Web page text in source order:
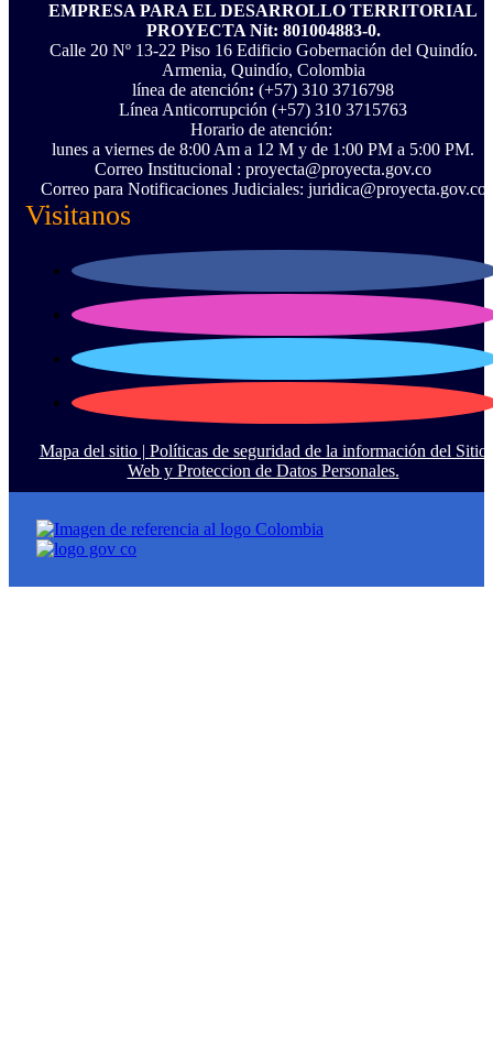
EMPRESA PARA EL DESARROLLO TERRITORIAL
PROYECTA Nit: 801004883-0.
Calle 20 Nº 13-22 Piso 16 Edificio Gobernación del Quindío.
Armenia, Quindío, Colombia
línea de atención: (+57) 310 3716798
Línea Anticorrupción ‪(+57) 310 3715763‬
Horario de atención:
lunes a viernes de 8:00 Am a 12 M y de 1:00 PM a 5:00 PM.
Correo Institucional : proyecta@proyecta.gov.co
Correo para Notificaciones Judiciales: juridica@proyecta.gov.co
Visitanos
Mapa del sitio | Políticas de seguridad de la información del Sitio
Web y Proteccion de Datos Personales.